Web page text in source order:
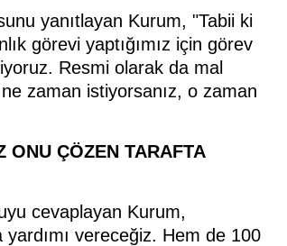
yanıtlayan Kurum, "Tabii ki
görevi yaptığımız için görev
Resmi olarak da mal
ne zaman istiyorsanız, o zaman
ONU ÇÖZEN TARAFTA
cevaplayan Kurum,
vereceğiz. Hem de 100